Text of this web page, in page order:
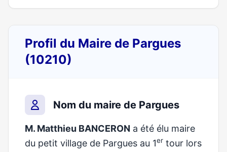
Profil du Maire de Pargues
(10210)
Nom du maire de Pargues
M. Matthieu BANCERON a été élu maire
du petit village de Pargues au 1er tour lors